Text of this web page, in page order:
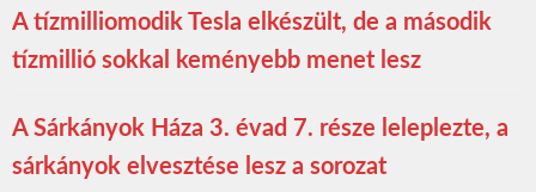
A tízmilliomodik Tesla elkészült, de a második
tízmillió sokkal keményebb menet lesz
A Sárkányok Háza 3. évad 7. része leleplezte, a
sárkányok elvesztése lesz a sorozat